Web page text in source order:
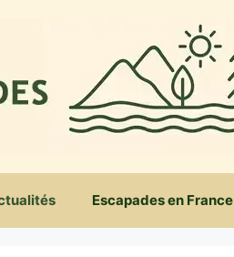
Escapades en France